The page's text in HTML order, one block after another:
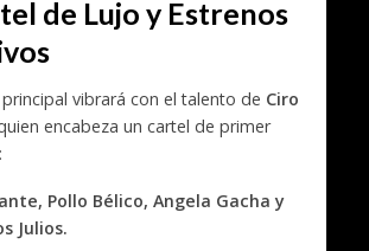
de Lujo y Estrenos
principal vibrará con el talento de Ciro
encabeza un cartel de primer
Pollo Bélico, Angela Gacha y
Julios.